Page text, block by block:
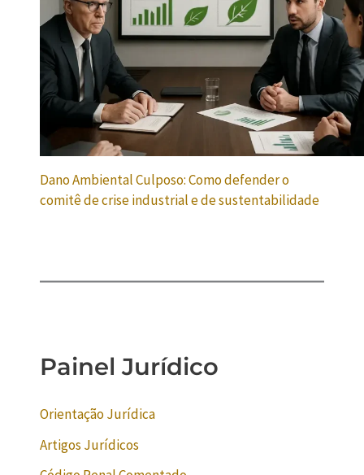
Dano Ambiental Culposo: Como defender o
comitê de crise industrial e de sustentabilidade
Painel Jurídico
Orientação Jurídica
Artigos Jurídicos